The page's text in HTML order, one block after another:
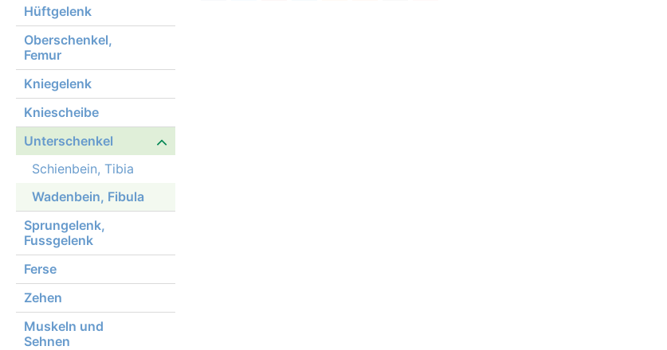
Hüftgelenk
Oberschenkel,
Femur
Kniegelenk
Kniescheibe
Unterschenkel
Schienbein, Tibia
Wadenbein, Fibula
Sprungelenk,
Fussgelenk
Ferse
Zehen
Muskeln und
Sehnen